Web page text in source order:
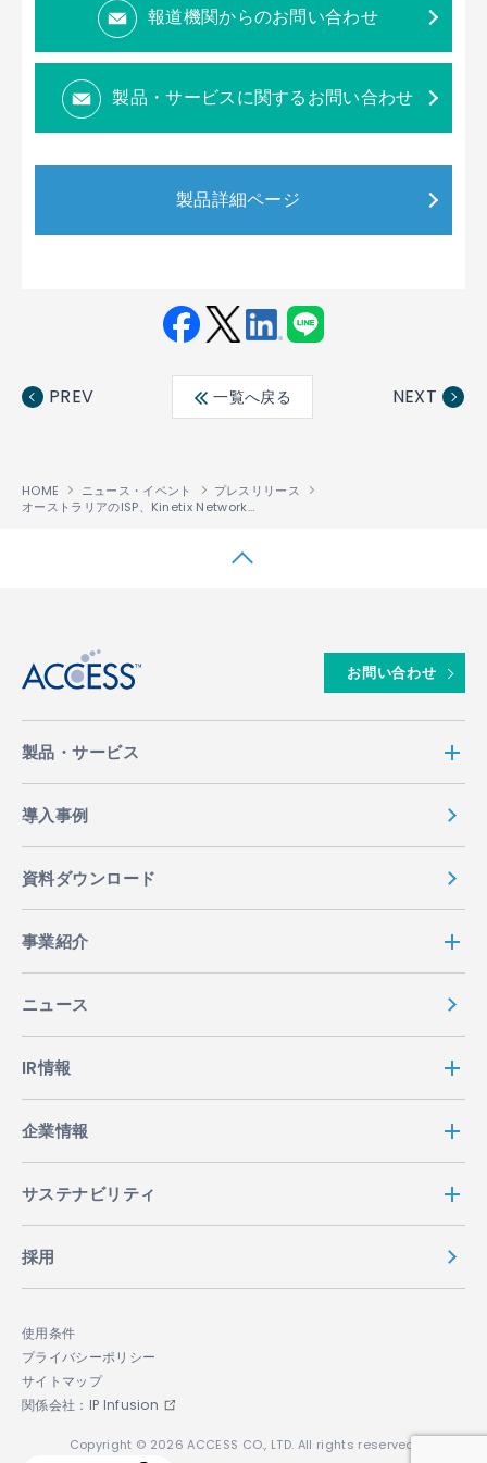
報道機関からのお問い合わせ
製品・サービスに関するお問い合わせ
製品詳細ページ
ebo ter
edin
PREV 一覧へ戻る NEXT
HOME ニュース・イベント
プレスリリース
オーストラリアのISP、Kinetix Networksが、ディスアグリゲーション型ネットワークの構築でIP Infusionの「OcNOS®」を採用
お問い合わせ
製品・サービス
導入事例
資料ダウンロード
事業紹介
ニュース
IR情報
企業情報
サステナビリティ
採用
使用条件
プライバシーポリシー
サイトマップ
関係会社：IP Infusion
Copyright © 2026 ACCESS CO., LTD. All rights reserved.